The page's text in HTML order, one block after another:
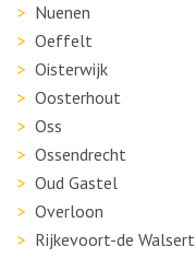
Nuenen
Oeffelt
Oisterwijk
Oosterhout
Oss
Ossendrecht
Oud Gastel
Overloon
Rijkevoort-de Walsert